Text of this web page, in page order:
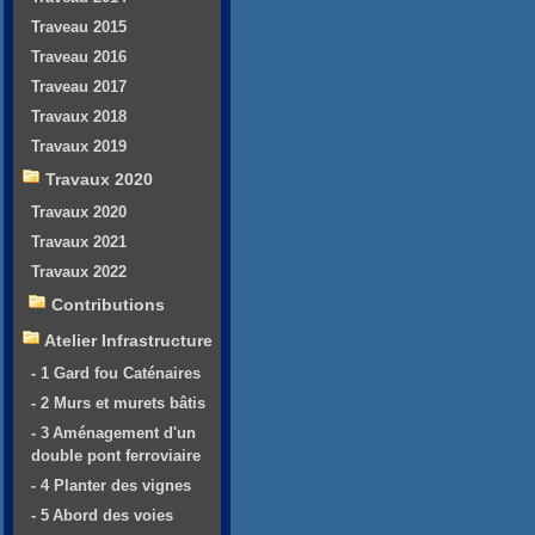
Traveau 2015
Traveau 2016
Traveau 2017
Travaux 2018
Travaux 2019
Travaux 2020
Travaux 2020
Travaux 2021
Travaux 2022
Contributions
Atelier Infrastructure
- 1 Gard fou Caténaires
- 2 Murs et murets bâtis
- 3 Aménagement d'un
double pont ferroviaire
- 4 Planter des vignes
- 5 Abord des voies